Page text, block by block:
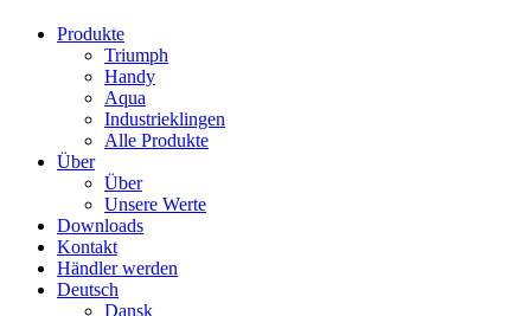
Produkte
Triumph
Handy
Aqua
Industrieklingen
Alle Produkte
Über
Über
Unsere Werte
Downloads
Kontakt
Händler werden
Deutsch
Dansk